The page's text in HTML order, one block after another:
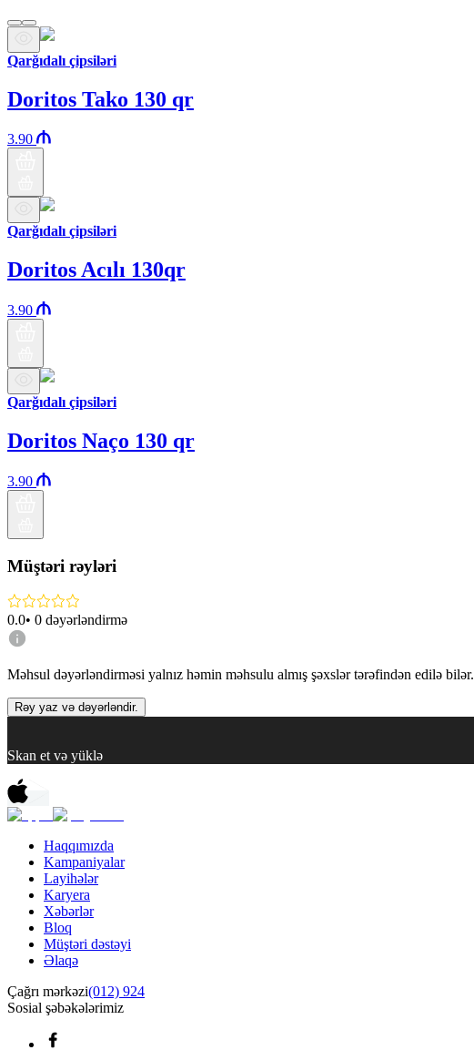
Qarğıdalı çipsiləri
Doritos Tako 130 qr
3.90
Qarğıdalı çipsiləri
Doritos Acılı 130qr
3.90
Qarğıdalı çipsiləri
Doritos Naço 130 qr
3.90
Müştəri rəyləri
0.0• 0 dəyərləndirmə
Məhsul dəyərləndirməsi yalnız həmin məhsulu almış şəxslər tərəfindən edilə bilər.
Rəy yaz və dəyərləndir.
Skan et və yüklə
Haqqımızda
Kampaniyalar
Layihələr
Karyera
Xəbərlər
Bloq
Müştəri dəstəyi
Əlaqə
Çağrı mərkəzi(012) 924
Sosial şəbəkələrimiz